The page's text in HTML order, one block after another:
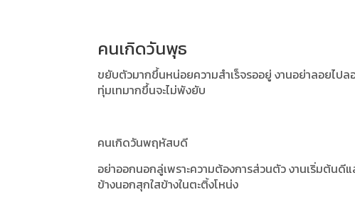
คนเกิดวันพุธ
ขยับตัวมากขึ้นหน่อยความสำเร็จรออยู่ งานอย่าลอยไป
ทุ่มเทมากขึ้นจะไม่พังยับ
คนเกิดวันพฤหัสบดี
อย่าออกนอกลู่เพราะความต้องการส่วนตัว งานเริ่มต้นดี
ข้างนอกสุกใสข้างในตะติ้งโหน่ง